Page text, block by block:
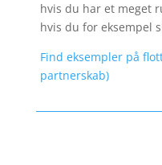
hvis du har et meget
hvis du for eksempel
Find eksempler på
partnerskab)